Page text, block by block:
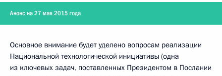
Анонс на 27 мая 2015 года
Основное внимание будет уделено вопросам реализации
Национальной технологической инициативы (одна
из ключевых задач, поставленных Президентом в Послании